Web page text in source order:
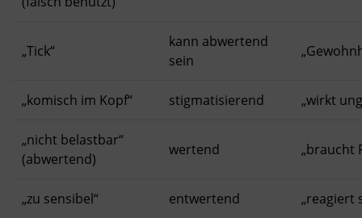
„Tick“
kann abwertend
sein
„komisch im Kopf“ stigmatisierend „wirkt
„nicht belastbar“
(abwertend)
wertend „braucht
„zu sensibel“ entwertend „reagiert